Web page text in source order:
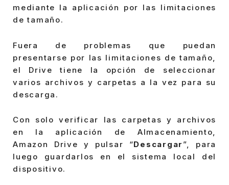
mediante la aplicación por las limitaciones
de tamaño.
Fuera de problemas que puedan
presentarse por las limitaciones de tamaño,
el Drive tiene la opción de seleccionar
varios archivos y carpetas a la vez para su
descarga.
Con solo verificar las carpetas y archivos
en la aplicación de Almacenamiento,
Amazon Drive y pulsar “Descargar ”, para
luego guardarlos en el sistema local del
dispositivo.